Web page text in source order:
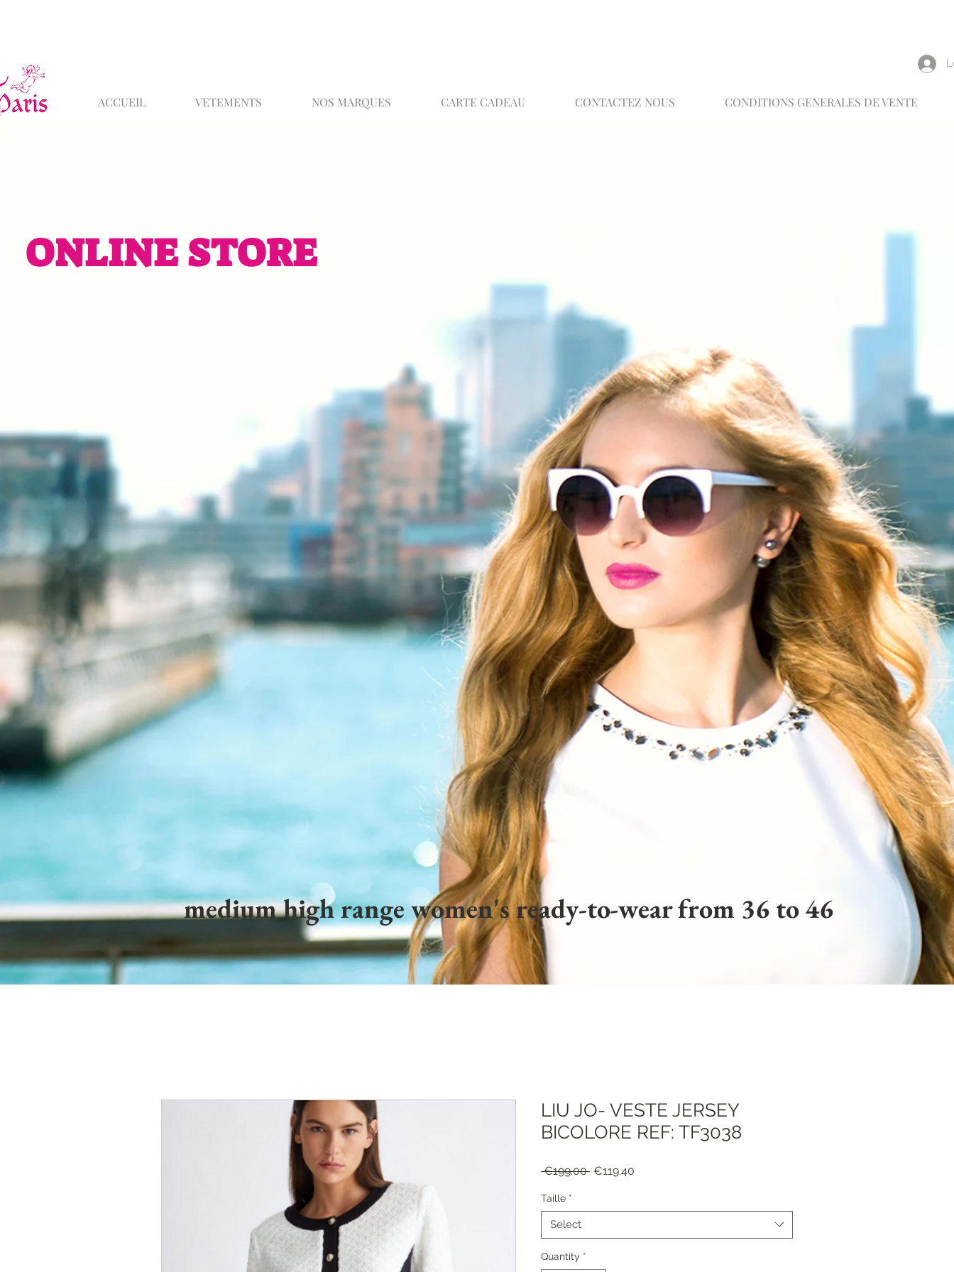
ACCUEIL VETEMENTS NOS MARQUES CARTE CADEAU CONTACTEZ NOUS CONDITIONS GENERALES DE VENTE
ONLINE STORE
medium high range women's ready-to-wear from 36 to 46
LIU JO- VESTE JERSEY
BICOLORE REF: TF3038
€199.00 Regular
€119.40
Taille *
Select
Quantity *